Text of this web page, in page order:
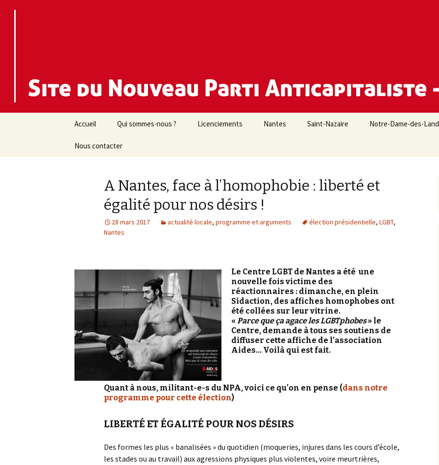
contenu
Accueil Qui sommes-nous ? Licenciements Nantes Saint-Nazaire Notre-Dame-des-
Nous contacter
A Nantes, face à l’homophobie : liberté et
égalité pour nos désirs !
28 mars 2017 actualité locale, programme et arguments élection présidentielle, LGBT,
Nantes
Le Centre LGBT de Nantes a été une
nouvelle fois victime des
réactionnaires : dimanche, en plein
Sidaction, des affiches homophobes ont
été collées sur leur vitrine.
« Parce que ça agace les LGBTphobes» le
Centre, demande à tous ses soutiens de
diffuser cette affiche de l’association
Aides… Voilà qui est fait.
Quant à nous, militant-e-s du NPA, voici ce qu’on en pense (dans notre
programme pour cette élection)
LIBERTÉ ET ÉGALITÉ POUR NOS DÉSIRS
Des formes les plus « banalisées » du quotidien (moqueries, injures dans les cours d’école,
les stades ou au travail) aux agressions physiques plus violentes, voire meurtrières,